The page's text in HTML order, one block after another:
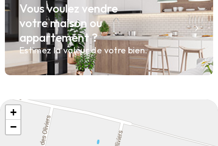
Vous voulez vendre
votre maison ou
appartement ?
Estimez la valeur de votre bien.
+
−